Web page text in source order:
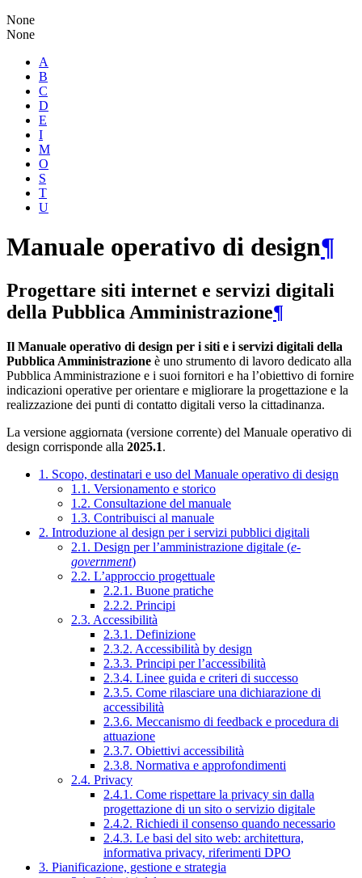
None
None
A
B
C
D
E
I
M
O
S
T
U
Manuale operativo di design¶
Progettare siti internet e servizi digitali
della Pubblica Amministrazione¶
Il Manuale operativo di design per i siti e i servizi digitali della
Pubblica Amministrazione è uno strumento di lavoro dedicato alla
Pubblica Amministrazione e i suoi fornitori e ha l’obiettivo di fornire
indicazioni operative per orientare e migliorare la progettazione e la
realizzazione dei punti di contatto digitali verso la cittadinanza.
La versione aggiornata (versione corrente) del Manuale operativo di
design corrisponde alla 2025.1.
1. Scopo, destinatari e uso del Manuale operativo di design
1.1. Versionamento e storico
1.2. Consultazione del manuale
1.3. Contribuisci al manuale
2. Introduzione al design per i servizi pubblici digitali
2.1. Design per l’amministrazione digitale (e-
government)
2.2. L’approccio progettuale
2.2.1. Buone pratiche
2.2.2. Principi
2.3. Accessibilità
2.3.1. Definizione
2.3.2. Accessibilità by design
2.3.3. Principi per l’accessibilità
2.3.4. Linee guida e criteri di successo
2.3.5. Come rilasciare una dichiarazione di
accessibilità
2.3.6. Meccanismo di feedback e procedura di
attuazione
2.3.7. Obiettivi accessibilità
2.3.8. Normativa e approfondimenti
2.4. Privacy
2.4.1. Come rispettare la privacy sin dalla
progettazione di un sito o servizio digitale
2.4.2. Richiedi il consenso quando necessario
2.4.3. Le basi del sito web: architettura,
informativa privacy, riferimenti DPO
3. Pianificazione, gestione e strategia